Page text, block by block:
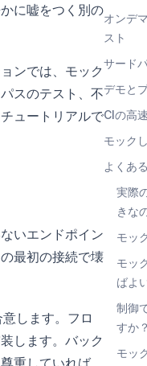
に嘘をつく別の
ンでは、モック
スのテスト、不
ュートリアルで
いエンドポイン
最初の接続で壊
します。フロ
します。バック
重していれば、
オンデ
スト
サード
デモと
CIの高
モック
よくあ
実際
きな
モッ
モッ
ばよ
制御
すか？
モッ